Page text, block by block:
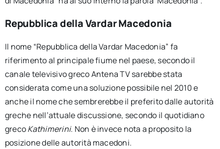
Repubblica della Vardar Macedonia
Il nome “Repubblica della Vardar Macedonia” fa
riferimento al principale fiume nel paese, secondo il
canale televisivo greco Antena TV sarebbe stata
considerata come una soluzione possibile nel 2010 e
anche il nome che sembrerebbe il preferito dalle autorità
greche nell’attuale discussione, secondo il quotidiano
grecoKathimerini. Non è invece nota a proposito la
posizione delle autorità macedoni.